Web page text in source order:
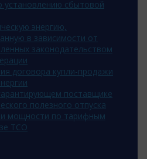
установлению сбытовой
энергию,
в зависимости от
законодательством
договора купли-продажи
поставщике
полезного отпуска
и мощности по тарифным
ТСО